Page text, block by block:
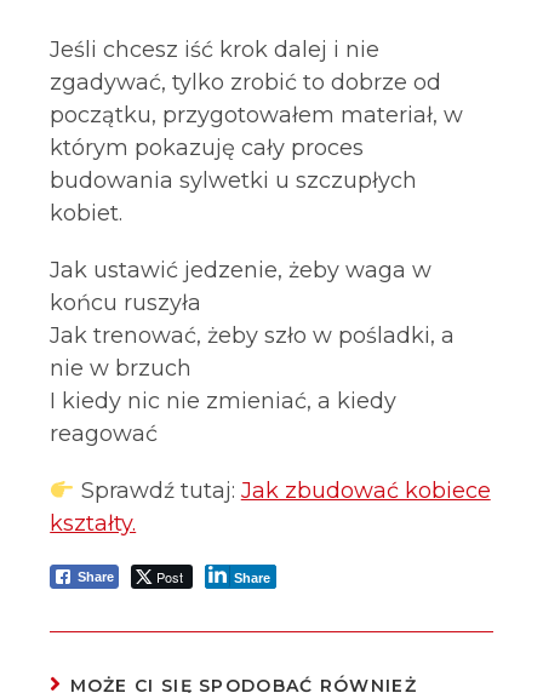
Jeśli chcesz iść krok dalej i nie
zgadywać, tylko zrobić to dobrze od
początku, przygotowałem materiał, w
którym pokazuję cały proces
budowania sylwetki u szczupłych
kobiet.
Jak ustawić jedzenie, żeby waga w
końcu ruszyła
Jak trenować, żeby szło w pośladki, a
nie w brzuch
I kiedy nic nie zmieniać, a kiedy
reagować
Sprawdź tutaj: Jak zbudować kobiece
kształty.
Share Post Share
MOŻE CI SIĘ SPODOBAĆ RÓWNIEŻ